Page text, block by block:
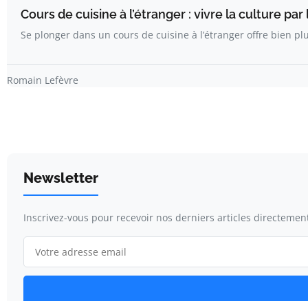
Cours de cuisine à l’étranger : vivre la culture par
Se plonger dans un cours de cuisine à l’étranger offre bien
Romain Lefèvre
Newsletter
Inscrivez-vous pour recevoir nos derniers articles